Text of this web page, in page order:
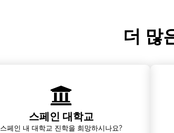
더 많
스페인 대학교
스페인 내 대학교 진학을 희망하시나요?